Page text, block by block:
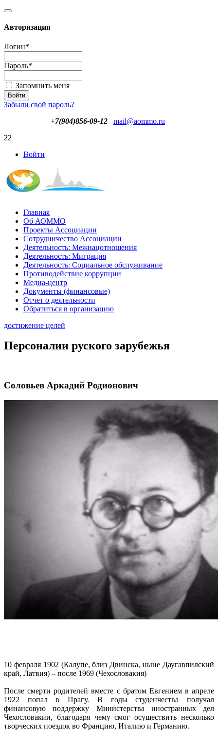
Авторизация
Логин*
Пароль*
Запомнить меня
Забыли свой пароль?
+7(904)856-09-12
mail@aommo.ru
22
Войти
Главная
Об АОММО
Проекты Ассоциации
Сотрудничество Ассоциации
Деятельность: Межнацотношения
Деятельность: Миграция
Деятельность: Социальное обслуживание
Противодействие коррупции
Медиа-центр
Документы (финансовые)
Отчет о деятельности
Обратиться в организацию
достижение целей
Персоналии руского зарубежья
Соловьев Аркадий Родионович
10 февраля 1902 (Калупе, близ Двинска, ныне Даугавпилский
край, Латвия) – после 1969 (Чехословакия)
После смерти родителей вместе с братом Евгением в апреле
1922 попал в Прагу. В годы студенчества получал
финансовую поддержку Министерства иностранных дел
Чехословакии, благодаря чему смог осуществить несколько
творческих поездок во Францию, Италию и Германию.